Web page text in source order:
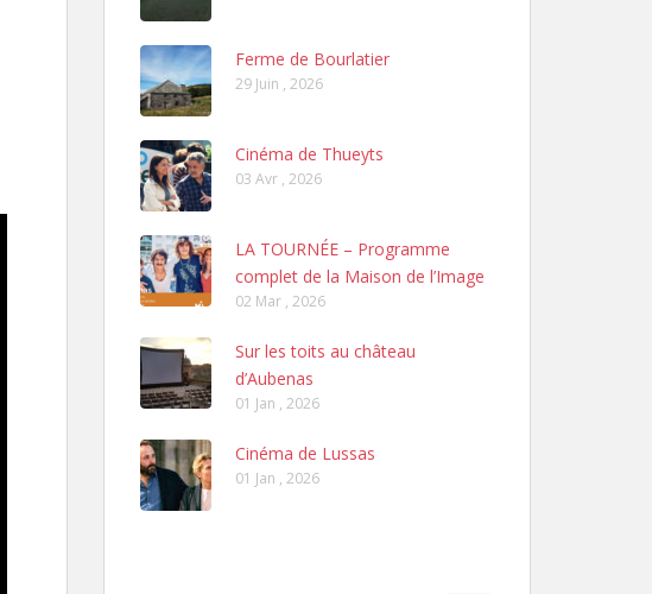
Ferme de Bourlatier
29 Juin , 2026
Cinéma de Thueyts
03 Avr , 2026
LA TOURNÉE – Programme
complet de la Maison de l’Image
02 Mar , 2026
Sur les toits au château
d’Aubenas
01 Jan , 2026
Cinéma de Lussas
01 Jan , 2026